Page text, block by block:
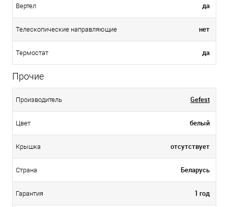
Вертел да
Телескопические направляющие нет
Термостат да
Прочие
Производитель Gefest
Цвет белый
Крышка отсутствует
Страна Беларусь
Гарантия 1 год